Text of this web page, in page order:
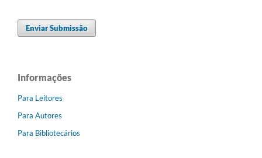
Enviar Submissão
Informações
Para Leitores
Para Autores
Para Bibliotecários